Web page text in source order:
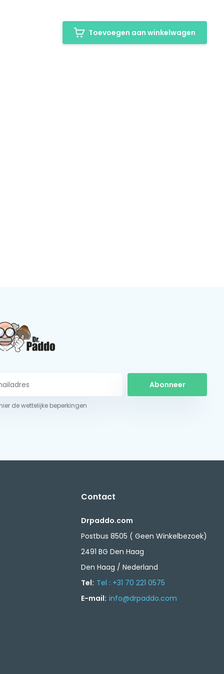
Toevoegen aan winkelwagen
Abonneer
de wettelijke beperkingen
Contact
Drpaddo.com
Postbus 8505 ( Geen Winkelbezoek)
2491 BG Den Haag
Den Haag / Nederland
Tel: Tel : +31 70 221 0575
E-mail: info@drpaddo.com